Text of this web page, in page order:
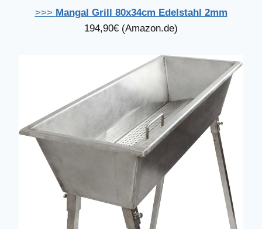
>>> Mangal Grill 80x34cm Edelstahl 2mm
194,90€ (Amazon.de)